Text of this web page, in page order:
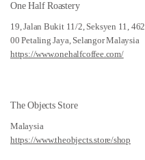
One Half Roastery
19, Jalan Bukit 11/2, Seksyen 11, 462
00 Petaling Jaya, Selangor Malaysia
https://www.onehalfcoffee.com/
The Objects Store
Malaysia
https://www.theobjects.store/shop